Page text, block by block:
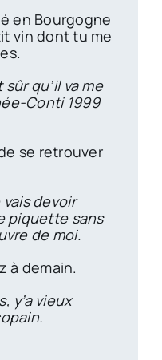
en Bourgogne
vin dont tu me
sûr qu’il va me
Conti 1999
se retrouver
devoir
piquette sans
de moi.
à demain.
y’a vieux